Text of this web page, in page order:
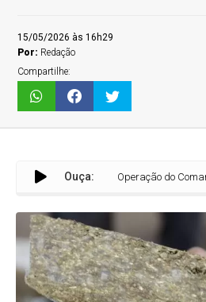
15/05/2026 às 16h29
Por: Redação
Compartilhe:
Ouça:
Operação do Comando